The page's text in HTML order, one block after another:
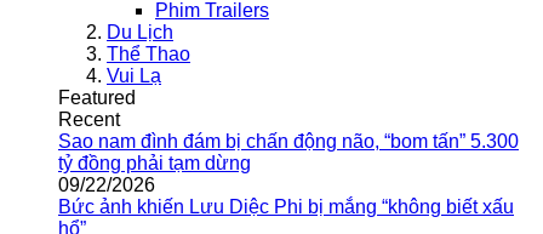
Phim Trailers
Du Lịch
Thể Thao
Vui Lạ
Featured
Recent
Sao nam đình đám bị chấn động não, “bom tấn” 5.300
tỷ đồng phải tạm dừng
09/22/2026
Bức ảnh khiến Lưu Diệc Phi bị mắng “không biết xấu
hổ”